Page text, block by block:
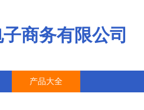
商务有限公司
产品大全